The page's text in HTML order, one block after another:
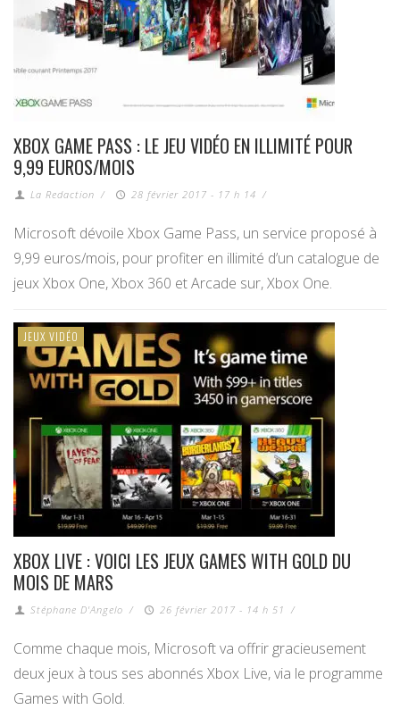
XBOX GAME PASS : LE JEU VIDÉO EN ILLIMITÉ POUR
9,99 EUROS/MOIS
La Redaction / 28 février 2017 - 17 h 14 /
Microsoft dévoile Xbox Game Pass, un service proposé à
9,99 euros/mois, pour profiter en illimité d’un catalogue de
jeux Xbox One, Xbox 360 et Arcade sur, Xbox One.
JEUX VIDÉO
XBOX LIVE : VOICI LES JEUX GAMES WITH GOLD DU
MOIS DE MARS
Stéphane D'Angelo / 26 février 2017 - 14 h 51 /
Comme chaque mois, Microsoft va offrir gracieusement
deux jeux à tous ses abonnés Xbox Live, via le programme
Games with Gold.